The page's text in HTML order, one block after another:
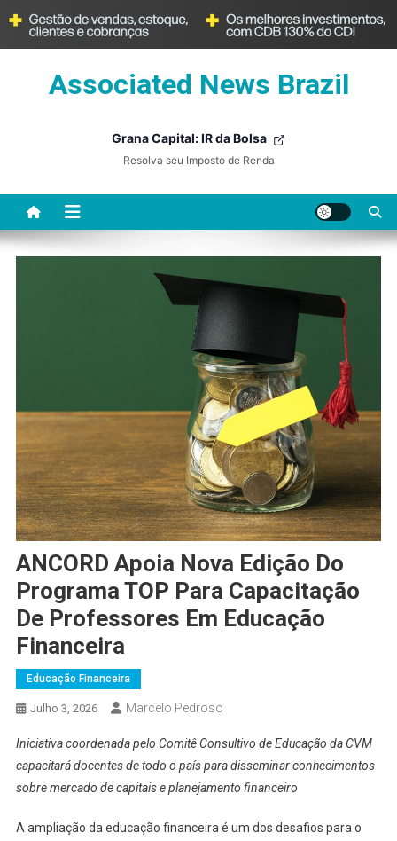
Associated News Brazil
Grana Capital: IR da Bolsa
Resolva seu Imposto de Renda
ANCORD Apoia Nova Edição Do
Programa TOP Para Capacitação
De Professores Em Educação
Financeira
Educação Financeira
Julho 3, 2026 Marcelo Pedroso
Iniciativa coordenada pelo Comitê Consultivo de Educação da CVM
capacitará docentes de todo o país para disseminar conhecimentos
sobre mercado de capitais e planejamento financeiro
A ampliação da educação financeira é um dos desafios para o